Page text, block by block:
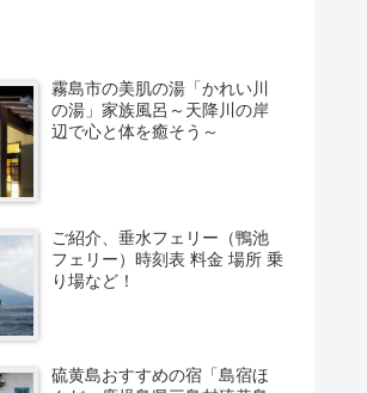
霧島市の美肌の湯「かれい川
の湯」家族風呂～天降川の岸
辺で心と体を癒そう～
ご紹介、垂水フェリー（鴨池
フェリー）時刻表 料金 場所 乗
り場など！
硫黄島おすすめの宿「島宿ほ